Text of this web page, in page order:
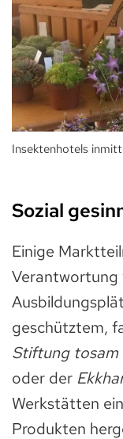
Insektenhotels
Sozial
Einige
Verantwortung
geschütztem,
Stiftung tosam
oder der
Werkstätten
Produkten